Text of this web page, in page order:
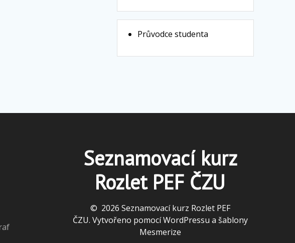
Průvodce studenta
Seznamovací kurz
Rozlet PEF ČZU
© 2026 Seznamovací kurz Rozlet PEF
ČZU. Vytvořeno pomocí WordPressu a šablony
Mesmerize